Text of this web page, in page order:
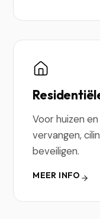
Voor huizen
vervangen,
beveiligen.
MEER INFO